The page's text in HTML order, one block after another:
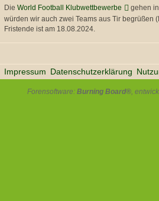
Die World Football Klubwettbewerbe
gehen
würden wir auch zwei Teams aus Tir begrüßen
Fristende ist am 18.08.2024.
Impressum Datenschutzerklärung
Forensoftware: Burning Board® ,